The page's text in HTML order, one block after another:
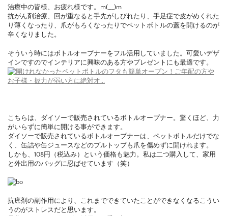
治療中の皆様、お疲れ様です。m(__)m
抗がん剤治療、回が重なると手先がしびれたり、手足症で皮がめくれた
り薄くなったり、爪がもろくなったりでペットボトルの蓋を開けるのが
辛くなりました。
そういう時にはボトルオープナーをフル活用していました。可愛いデザ
インですのでインテリアに興味のある方やプレゼントにも最適です。
こちらは、ダイソーで販売されているボトルオープナー。驚くほど、力
がいらずに簡単に開ける事ができます。
ダイソーで販売されているボトルオープナーは、ペットボトルだけでな
く、缶詰や缶ジュースなどのプルトップも爪を傷めずに開けれます。
しかも、108円（税込み）という価格も魅力。私は二つ購入して、家用
と外出用のバッグに忍ばせています（笑）
抗癌剤の副作用により、これまでできていたことができなくなるこうい
うのがストレスだと思います。